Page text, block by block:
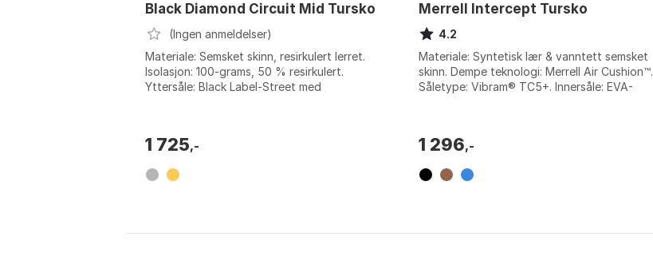
Black Diamond Circuit Mid Tursko
(Ingen anmeldelser)
Materiale: Semsket skinn, resirkulert lerret.
Isolasjon: 100-grams, 50 % resirkulert.
Yttersåle: Black Label-Street med
1 725,-
Merrell Intercept Tursko
4.2
Materiale: Syntetisk lær & vanntett semsket
skinn. Dempe teknologi: Merrell Air Cushion™.
Såletype: Vibram® TC5+. Innersåle: EVA-
1 296,-